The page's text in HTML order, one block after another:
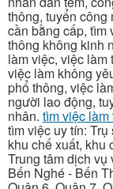
thông, tuyển công
cần bằng cấp, tìm
thông không kinh
làm việc, việc làm
việc làm không
phổ thông, việc
người lao động,
nhân. tìm việc
tìm việc uy tín:
khu chế xuất, khu
Trung tâm dịch
Bến Nghé - Bến